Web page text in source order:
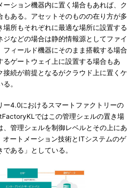
ション機器内に置く場合もあれば、ク
もある。アセットそのものの在り方が多
場所もそれぞれに最適な場所に設置する
ジなどの場合は静的情報源としてファイ
フィールド機器にそのまま搭載する場合
るゲートウェイ上に設置する場合もあ
接続が前提となるがクラウド上に置くケ
。
4.0におけるスマートファクトリーの
ではこの管理シェルの置き場
、管理シェルを制御レベルとその上にあ
オートメーション技術とITシステムのゲ
ある」としている。